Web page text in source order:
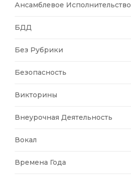
Ансамблевое Исполнительство
БДД
Без Рубрики
Безопасность
Викторины
Внеурочная Деятельность
Вокал
Времена Года